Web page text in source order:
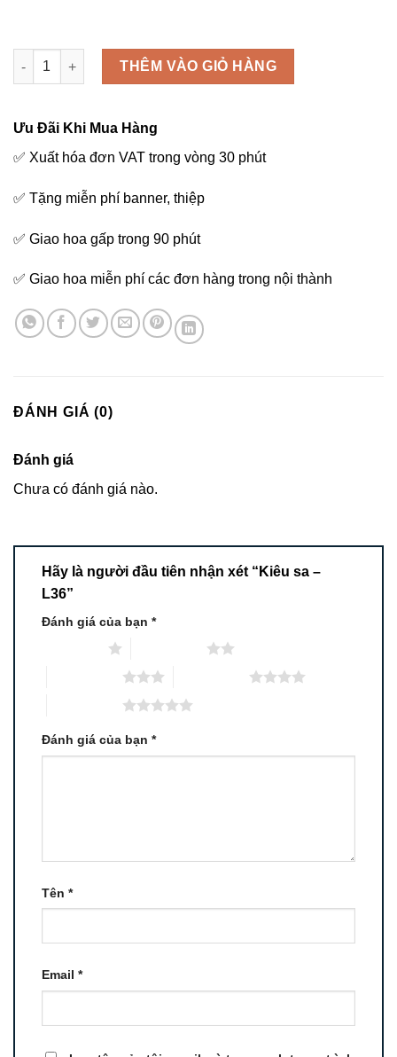
Kiêu sa - L36 số lượng
THÊM VÀO GIỎ HÀNG
Ưu Đãi Khi Mua Hàng
✅ Xuất hóa đơn VAT trong vòng 30 phút
✅ Tặng miễn phí banner, thiệp
✅ Giao hoa gấp trong 90 phút
✅ Giao hoa miễn phí các đơn hàng trong nội thành
ĐÁNH GIÁ (0)
Đánh giá
Chưa có đánh giá nào.
Hãy là người đầu tiên nhận xét “Kiêu sa –
L36”
Đánh giá của bạn *
Đánh giá của bạn *
Tên *
Email *